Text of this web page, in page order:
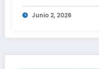
Junio 2, 2026